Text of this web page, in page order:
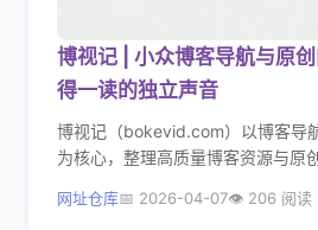
博视记 | 小众博客导航与原
得一读的独立声音
博视记（bokevid.com）以博客导
为核心，整理高质量博客资源与原
点。
网址仓库 2026-04-07 206 阅读